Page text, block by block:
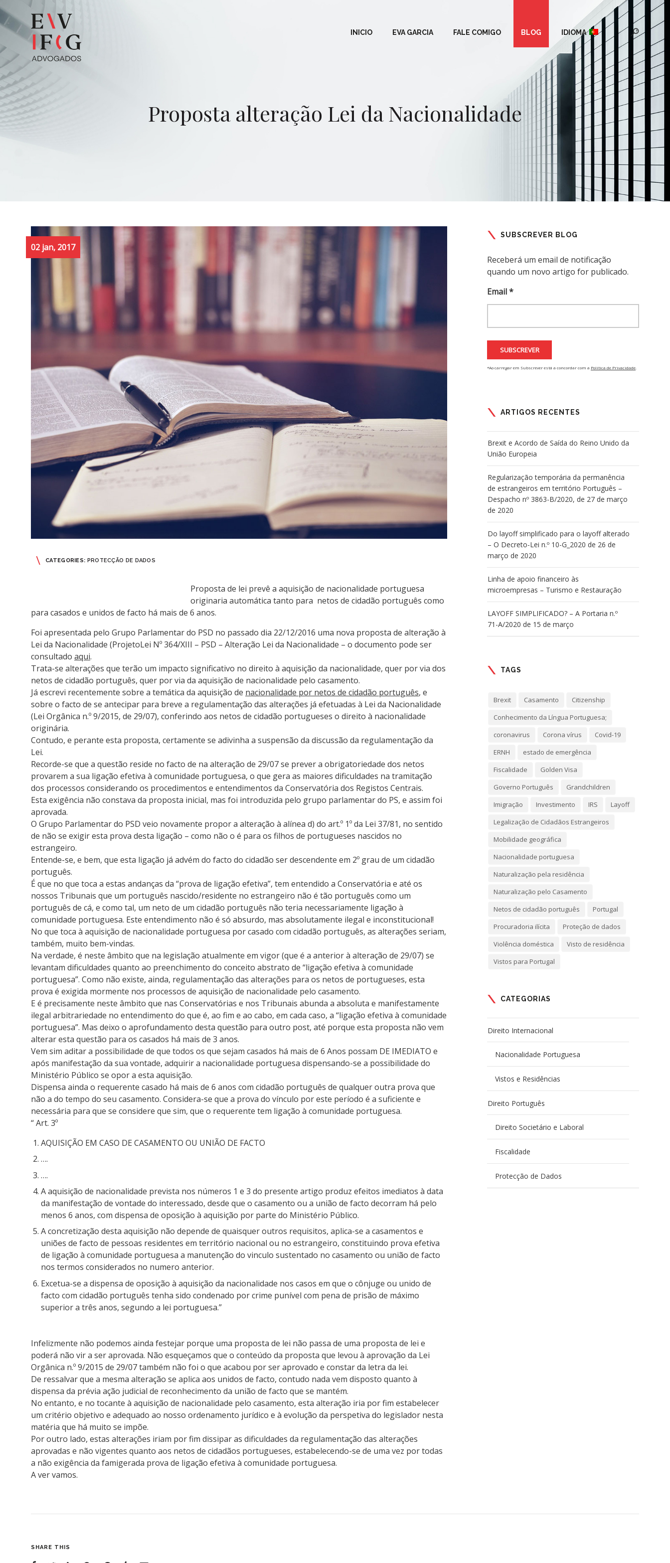
INICIO EVA GARCIA FALE COMIGO BLOG IDIOMA
Proposta alteração Lei da Nacionalidade
02 jan, 2017
CATEGORIES: PROTECÇÃO DE DADOS
Proposta de lei prevê a aquisição de nacionalidade portuguesa
originaria automática tanto para netos de cidadão português como
para casados e unidos de facto há mais de 6 anos.
Foi apresentada pelo Grupo Parlamentar do PSD no passado dia 22/12/2016 uma nova proposta de alteração à
Lei da Nacionalidade (ProjetoLei Nº 364/XIII – PSD – Alteração Lei da Nacionalidade – o documento pode ser
consultado aqui.
Trata-se alterações que terão um impacto significativo no direito à aquisição da nacionalidade, quer por via dos
netos de cidadão português, quer por via da aquisição de nacionalidade pelo casamento.
Já escrevi recentemente sobre a temática da aquisição de nacionalidade por netos de cidadão português, e
sobre o facto de se antecipar para breve a regulamentação das alterações já efetuadas à Lei da Nacionalidade
(Lei Orgânica n.º 9/2015, de 29/07), conferindo aos netos de cidadão portugueses o direito à nacionalidade
originária.
Contudo, e perante esta proposta, certamente se adivinha a suspensão da discussão da regulamentação da
Lei.
Recorde-se que a questão reside no facto de na alteração de 29/07 se prever a obrigatoriedade dos netos
provarem a sua ligação efetiva à comunidade portuguesa, o que gera as maiores dificuldades na tramitação
dos processos considerando os procedimentos e entendimentos da Conservatória dos Registos Centrais.
Esta exigência não constava da proposta inicial, mas foi introduzida pelo grupo parlamentar do PS, e assim foi
aprovada.
O Grupo Parlamentar do PSD veio novamente propor a alteração à alínea d) do art.º 1º da Lei 37/81, no sentido
de não se exigir esta prova desta ligação – como não o é para os filhos de portugueses nascidos no
estrangeiro.
Entende-se, e bem, que esta ligação já advém do facto do cidadão ser descendente em 2º grau de um cidadão
português.
É que no que toca a estas andanças da “prova de ligação efetiva”, tem entendido a Conservatória e até os
nossos Tribunais que um português nascido/residente no estrangeiro não é tão português como um
português de cá, e como tal, um neto de um cidadão português não teria necessariamente ligação à
comunidade portuguesa. Este entendimento não é só absurdo, mas absolutamente ilegal e inconstitucional!
No que toca à aquisição de nacionalidade portuguesa por casado com cidadão português, as alterações seriam,
também, muito bem-vindas.
Na verdade, é neste âmbito que na legislação atualmente em vigor (que é a anterior à alteração de 29/07) se
levantam dificuldades quanto ao preenchimento do conceito abstrato de “ligação efetiva à comunidade
portuguesa”. Como não existe, ainda, regulamentação das alterações para os netos de portugueses, esta
prova é exigida mormente nos processos de aquisição de nacionalidade pelo casamento.
E é precisamente neste âmbito que nas Conservatórias e nos Tribunais abunda a absoluta e manifestamente
ilegal arbitrariedade no entendimento do que é, ao fim e ao cabo, em cada caso, a “ligação efetiva à comunidade
portuguesa”. Mas deixo o aprofundamento desta questão para outro post, até porque esta proposta não vem
alterar esta questão para os casados há mais de 3 anos.
Vem sim aditar a possibilidade de que todos os que sejam casados há mais de 6 Anos possam DE IMEDIATO e
após manifestação da sua vontade, adquirir a nacionalidade portuguesa dispensando-se a possibilidade do
Ministério Público se opor a esta aquisição.
Dispensa ainda o requerente casado há mais de 6 anos com cidadão português de qualquer outra prova que
não a do tempo do seu casamento. Considera-se que a prova do vínculo por este período é a suficiente e
necessária para que se considere que sim, que o requerente tem ligação à comunidade portuguesa.
“ Art. 3º
AQUISIÇÃO EM CASO DE CASAMENTO OU UNIÃO DE FACTO
….
….
A aquisição de nacionalidade prevista nos números 1 e 3 do presente artigo produz efeitos imediatos à data
da manifestação de vontade do interessado, desde que o casamento ou a união de facto decorram há pelo
menos 6 anos, com dispensa de oposição à aquisição por parte do Ministério Público.
A concretização desta aquisição não depende de quaisquer outros requisitos, aplica-se a casamentos e
uniões de facto de pessoas residentes em território nacional ou no estrangeiro, constituindo prova efetiva
de ligação à comunidade portuguesa a manutenção do vinculo sustentado no casamento ou união de facto
nos termos considerados no numero anterior.
Excetua-se a dispensa de oposição à aquisição da nacionalidade nos casos em que o cônjuge ou unido de
facto com cidadão português tenha sido condenado por crime punível com pena de prisão de máximo
superior a três anos, segundo a lei portuguesa.”
Infelizmente não podemos ainda festejar porque uma proposta de lei não passa de uma proposta de lei e
poderá não vir a ser aprovada. Não esqueçamos que o conteúdo da proposta que levou à aprovação da Lei
Orgânica n.º 9/2015 de 29/07 também não foi o que acabou por ser aprovado e constar da letra da lei.
De ressalvar que a mesma alteração se aplica aos unidos de facto, contudo nada vem disposto quanto à
dispensa da prévia ação judicial de reconhecimento da união de facto que se mantém.
No entanto, e no tocante à aquisição de nacionalidade pelo casamento, esta alteração iria por fim estabelecer
um critério objetivo e adequado ao nosso ordenamento jurídico e à evolução da perspetiva do legislador nesta
matéria que há muito se impõe.
Por outro lado, estas alterações iriam por fim dissipar as dificuldades da regulamentação das alterações
aprovadas e não vigentes quanto aos netos de cidadãos portugueses, estabelecendo-se de uma vez por todas
a não exigência da famigerada prova de ligação efetiva à comunidade portuguesa.
A ver vamos.
SUBSCREVER BLOG
Receberá um email de notificação
quando um novo artigo for publicado.
Email *
*Ao carregar em Subscrever está a concordar com a Política de Privacidade
ARTIGOS RECENTES
Brexit e Acordo de Saída do Reino Unido da
União Europeia
Regularização temporária da permanência
de estrangeiros em território Português –
Despacho nº 3863-B/2020, de 27 de março
de 2020
Do layoff simplificado para o layoff alterado
– O Decreto-Lei n.º 10-G_2020 de 26 de
março de 2020
Linha de apoio financeiro às
microempresas – Turismo e Restauração
LAYOFF SIMPLIFICADO? – A Portaria n.º
71-A/2020 de 15 de março
TAGS
Brexit Casamento
Citizenship
Conhecimento da Língua Portuguesa;
coronavirus
Corona vírus
Covid-19
ERNH
estado de emergência
Fiscalidade
Golden Visa
Governo Português
Grandchildren
Imigração
Investimento IRS
Layoff
Legalização de Cidadãos Estrangeiros
Mobilidade geográfica
Nacionalidade portuguesa
Naturalização pela residência
Naturalização pelo Casamento
Netos de cidadão português
Portugal
Procuradoria ilícita
Proteção de dados
Violência doméstica
Visto de residência
Vistos para Portugal
CATEGORIAS
Direito Internacional
Nacionalidade Portuguesa
Vistos e Residências
Direito Português
Direito Societário e Laboral
Fiscalidade
Protecção de Dados
SHARE THIS